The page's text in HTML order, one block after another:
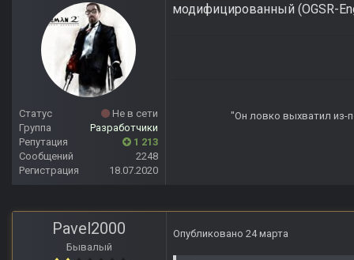
Статус
Не в сети
Группа
Разработчики
Репутация
1 213
Сообщений
2248
Регистрация
18.07.2020
модифицированный (OGSR-
"Он ловко выхватил из-
Pavel2000
Бывалый
Опубликовано 24 марта